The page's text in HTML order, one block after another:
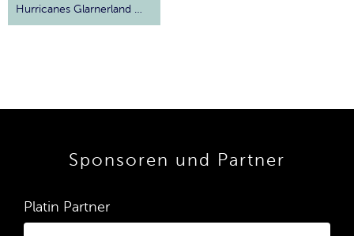
Hurricanes Glarnerland Weesen
Sponsoren und Partner
Platin Partner